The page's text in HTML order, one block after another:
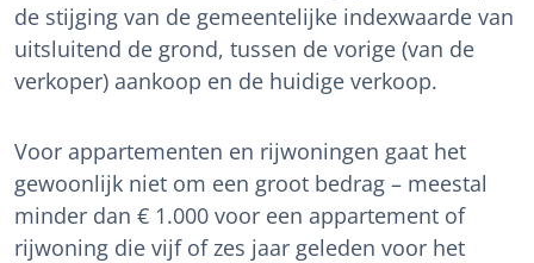
de stijging van de gemeentelijke indexwaarde van
uitsluitend de grond, tussen de vorige (van de
verkoper) aankoop en de huidige verkoop.
Voor appartementen en rijwoningen gaat het
gewoonlijk niet om een groot bedrag – meestal
minder dan € 1.000 voor een appartement of
rijwoning die vijf of zes jaar geleden voor het